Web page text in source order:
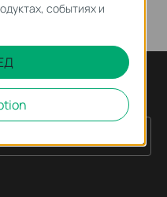
событиях и